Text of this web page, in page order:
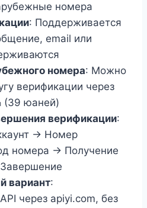
номера
: Поддерживается
email или
номера: Можно
верификации через
(39 юаней)
верификации:
→ Номер
номера → Получение
вариант:
через apiyi.com, без